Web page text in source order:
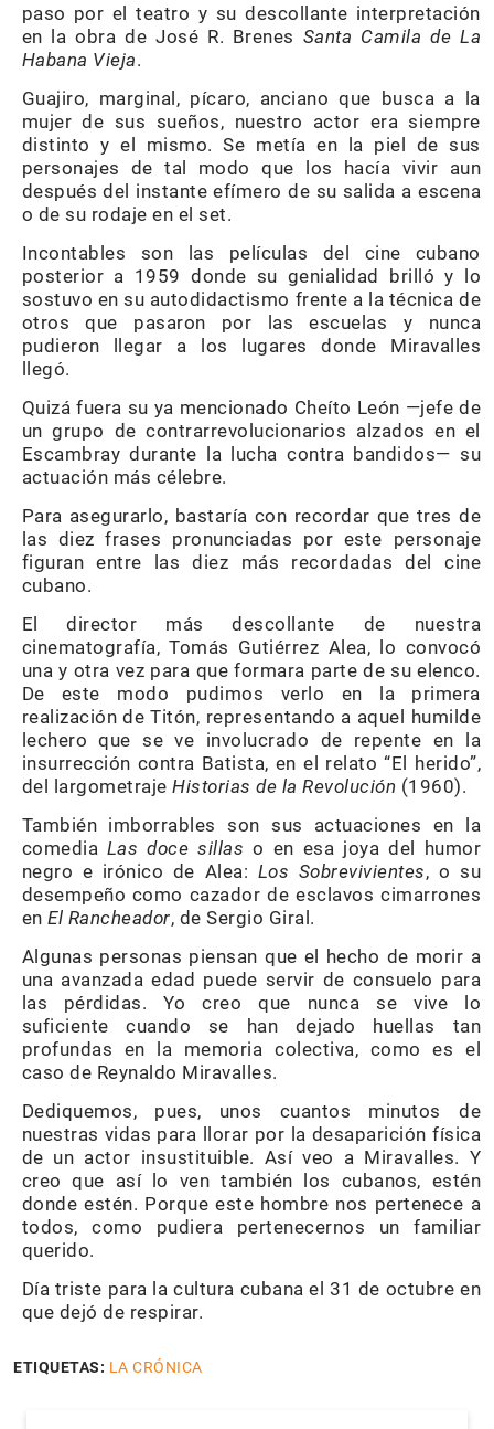
paso por el teatro y su descollante interpretación
en la obra de José R. Brenes Santa Camila de La
Habana Vieja.
Guajiro, marginal, pícaro, anciano que busca a la
mujer de sus sueños, nuestro actor era siempre
distinto y el mismo. Se metía en la piel de sus
personajes de tal modo que los hacía vivir aun
después del instante efímero de su salida a escena
o de su rodaje en el set.
Incontables son las películas del cine cubano
posterior a 1959 donde su genialidad brilló y lo
sostuvo en su autodidactismo frente a la técnica de
otros que pasaron por las escuelas y nunca
pudieron llegar a los lugares donde Miravalles
llegó.
Quizá fuera su ya mencionado Cheíto León —jefe de
un grupo de contrarrevolucionarios alzados en el
Escambray durante la lucha contra bandidos— su
actuación más célebre.
Para asegurarlo, bastaría con recordar que tres de
las diez frases pronunciadas por este personaje
figuran entre las diez más recordadas del cine
cubano.
El director más descollante de nuestra
cinematografía, Tomás Gutiérrez Alea, lo convocó
una y otra vez para que formara parte de su elenco.
De este modo pudimos verlo en la primera
realización de Titón, representando a aquel humilde
lechero que se ve involucrado de repente en la
insurrección contra Batista, en el relato “El herido”,
del largometrajeHistorias de la Revolución (1960).
También imborrables son sus actuaciones en la
comedia Las doce sillas o en esa joya del humor
negro e irónico de Alea: Los Sobrevivientes, o su
desempeño como cazador de esclavos cimarrones
enEl Rancheador, de Sergio Giral.
Algunas personas piensan que el hecho de morir a
una avanzada edad puede servir de consuelo para
las pérdidas. Yo creo que nunca se vive lo
suficiente cuando se han dejado huellas tan
profundas en la memoria colectiva, como es el
caso de Reynaldo Miravalles.
Dediquemos, pues, unos cuantos minutos de
nuestras vidas para llorar por la desaparición física
de un actor insustituible. Así veo a Miravalles. Y
creo que así lo ven también los cubanos, estén
donde estén. Porque este hombre nos pertenece a
todos, como pudiera pertenecernos un familiar
querido.
Día triste para la cultura cubana el 31 de octubre en
que dejó de respirar.
ETIQUETAS: LA CRÓNICA